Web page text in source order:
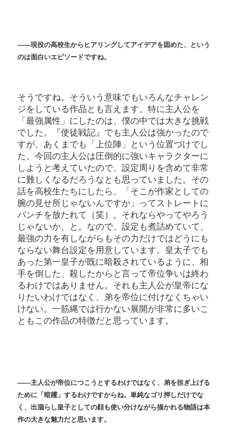
――現役の高校生からヒアリングしてアイデアを固めた、という
のは面白いエピソードですね。
そうですね。そういう意味でもいろんなチャレン
ジをしている作品とも言えます。特に主人公を
「最強属性」にしたのは、僕の中では大きな挑戦
でした。『使徒戦記』でも主人公は強かったので
すが、あくまでも「上位陣」という位置づけでし
た。今回の主人公は圧倒的に強いキャラクターに
しようと考えていたので、設定周りを含めて非常
に難しくなるだろうなとも思っていました。その
話を高校生たちにしたら、「そこが作家としての
腕の見せ所じゃないんですか」ってストレートに
パンチを放たれて（笑）。それならやってやろう
じゃないか、と。なので、設定も煮詰めていて、
最強の力を有しながらもその力だけではどうにも
ならない舞台設定を用意しています。皇太子でも
あった第一皇子が既に暗殺されているように、相
手を倒した、殺したからと言って帝位争いは終わ
るわけではありません。それも主人公が皇帝にな
りたいわけではなく、弟を帝位に付けなくちゃい
けない。一筋縄では行かない展開が非常に多いこ
ともこの作品の特徴だと思っています。
――主人公が帝位につこうとするわけではなく、弟を担ぎ上げる
ために「暗躍」するわけですからね。単純なゴリ押しだけでな
く、出涸らし皇子としての顔も使い分けながら描かれる物語は本
作の大きな魅力だと思います。